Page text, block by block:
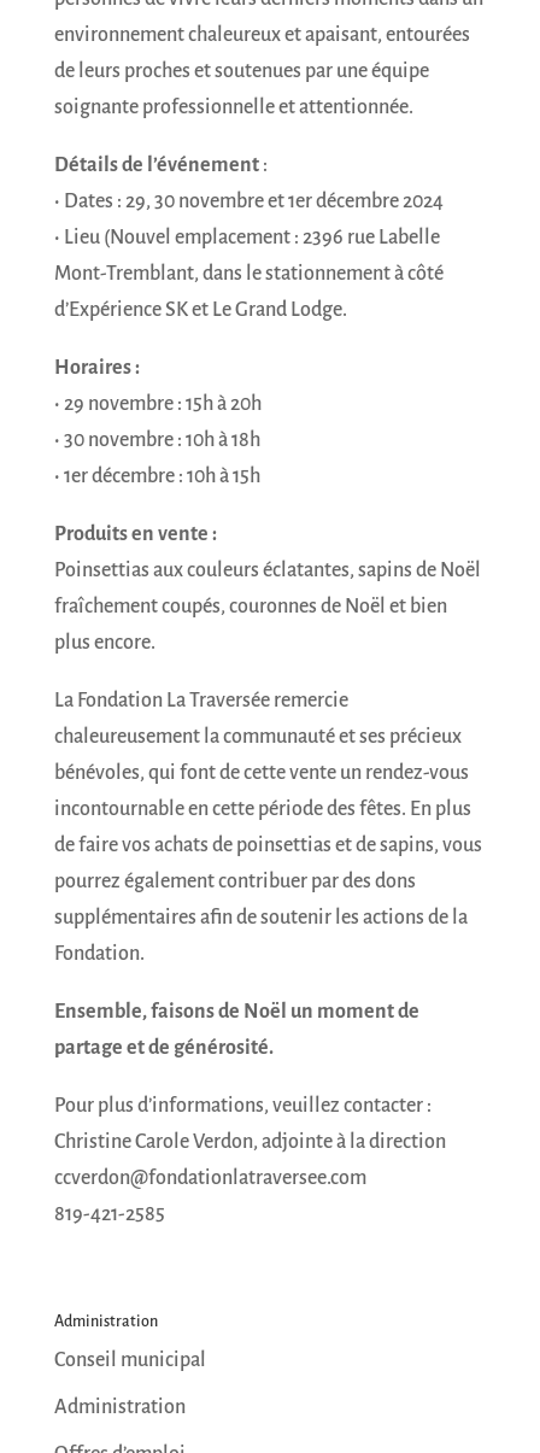
environnement chaleureux et apaisant, entourées
de leurs proches et soutenues par une équipe
soignante professionnelle et attentionnée.
Détails de l’événement:
• Dates : 29, 30 novembre et 1er décembre 2024
• Lieu (Nouvel emplacement : 2396 rue Labelle
Mont-Tremblant, dans le stationnement à côté
d’Expérience SK et Le Grand Lodge.
Horaires :
• 29 novembre : 15h à 20h
• 30 novembre : 10h à 18h
• 1er décembre : 10h à 15h
Produits en vente :
Poinsettias aux couleurs éclatantes, sapins de Noël
fraîchement coupés, couronnes de Noël et bien
plus encore.
La Fondation La Traversée remercie
chaleureusement la communauté et ses précieux
bénévoles, qui font de cette vente un rendez-vous
incontournable en cette période des fêtes. En plus
de faire vos achats de poinsettias et de sapins, vous
pourrez également contribuer par des dons
supplémentaires afin de soutenir les actions de la
Fondation.
Ensemble, faisons de Noël un moment de
partage et de générosité.
Pour plus d’informations, veuillez contacter :
Christine Carole Verdon, adjointe à la direction
ccverdon@fondationlatraversee.com
819-421-2585
Administration
Conseil municipal
Administration